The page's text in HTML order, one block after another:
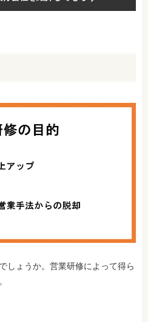
しょうか。営業研修によって得ら